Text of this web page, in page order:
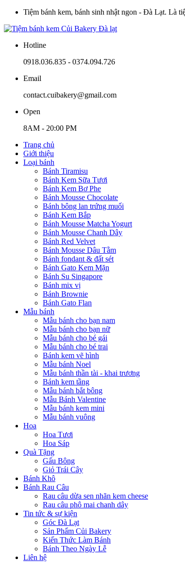
Tiệm bánh kem, bánh sinh nhật ngon - Đà Lạt. Là
Hotline
0918.036.835 - 0374.094.726
Email
contact.cuibakery@gmail.com
Open
8AM - 20:00 PM
Trang chủ
Giới thiệu
Loại bánh
Bánh Tiramisu
Bánh Kem Sữa Tươi
Bánh Kem Bơ Phe
Bánh Mousse Chocolate
Bánh bông lan trứng muối
Bánh Kem Bắp
Bánh Mousse Matcha Yogurt
Bánh Mousse Chanh Dây
Bánh Red Velvet
Bánh Mousse Dâu Tằm
Bánh fondant & đất sét
Bánh Gato Kem Mặn
Bánh Su Singapore
Bánh mix vị
Bánh Brownie
Bánh Gato Flan
Mẫu bánh
Mẫu bánh cho bạn nam
Mẫu bánh cho bạn nữ
Mẫu bánh cho bé gái
Mẫu bánh cho bé trai
Bánh kem vẽ hình
Mẫu bánh Noel
Mẫu bánh thần tài - khai trương
Bánh kem tầng
Mẫu bánh bắt bông
Mẫu Bánh Valentine
Mẫu bánh kem mini
Mẫu bánh vuông
Hoa
Hoa Tươi
Hoa Sáp
Quà Tặng
Gấu Bông
Giỏ Trái Cây
Bánh Khô
Bánh Rau Câu
Rau câu dừa sen nhãn kem cheese
Rau câu phô mai chanh dây
Tin tức & sự kiện
Góc Đà Lạt
Sản Phẩm Củi Bakery
Kiến Thức Làm Bánh
Bánh Theo Ngày Lễ
Liên hệ